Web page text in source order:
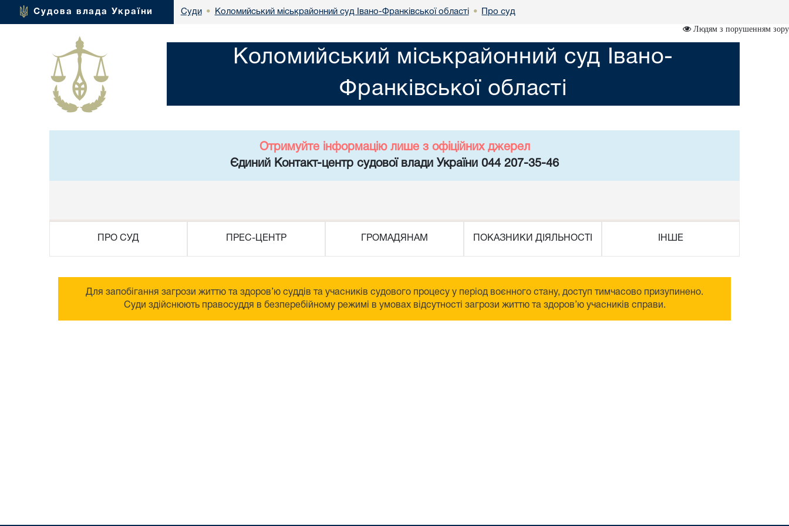
Судова влада України Суди • Коломийський міськрайонний суд Івано-Франківської області • Про суд
Людям з порушенням зору
Коломийський міськрайонний суд Івано-
Франківської області
Отримуйте інформацію лише з офіційних джерел
Єдиний Контакт-центр судової влади України 044 207-35-46
ПРО СУД ПРЕС-ЦЕНТР ГРОМАДЯНАМ ПОКАЗНИКИ ДІЯЛЬНОСТІ ІНШЕ
Для запобігання загрози життю та здоров’ю суддів та учасників судового процесу у період воєнного стану, доступ тимчасово призупинено.
Суди здійснюють правосуддя в безперебійному режимі в умовах відсутності загрози життю та здоров’ю учасників справи.